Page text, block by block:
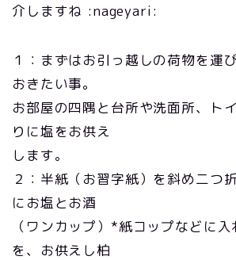
介しますね :nageyari:
１：まずはお引っ越しの荷物を運
おきたい事。
お部屋の四隅と台所や洗面所、ト
りに塩をお供え
します。
２：半紙（お習字紙）を斜め二つ
にお塩とお酒
（ワンカップ）*紙コップなどに入
を、お供えし柏